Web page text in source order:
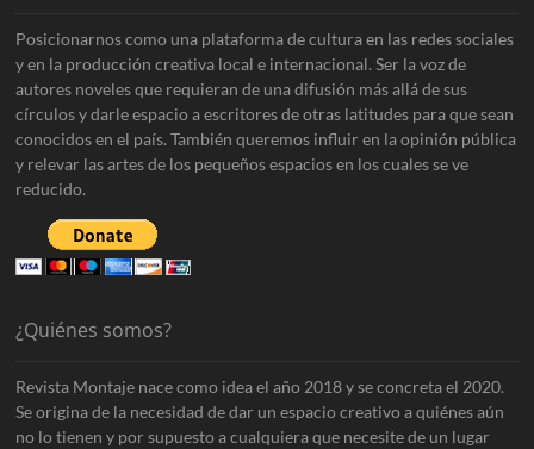
Posicionarnos como una plataforma de cultura en las redes sociales
y en la producción creativa local e internacional. Ser la voz de
autores noveles que requieran de una difusión más allá de sus
círculos y darle espacio a escritores de otras latitudes para que sean
conocidos en el país. También queremos influir en la opinión pública
y relevar las artes de los pequeños espacios en los cuales se ve
reducido.
¿Quiénes somos?
Revista Montaje nace como idea el año 2018 y se concreta el 2020.
Se origina de la necesidad de dar un espacio creativo a quiénes aún
no lo tienen y por supuesto a cualquiera que necesite de un lugar